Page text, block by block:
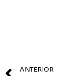
ANTERIOR